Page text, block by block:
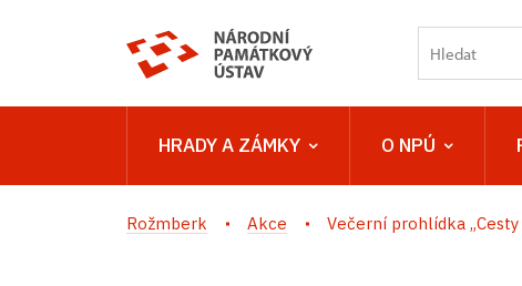
HRADY A ZÁMKY O NPÚ
Rožmberk Akce Večerní prohlídka „Cesty